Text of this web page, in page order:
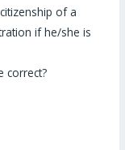
of a
if he/she is
correct?